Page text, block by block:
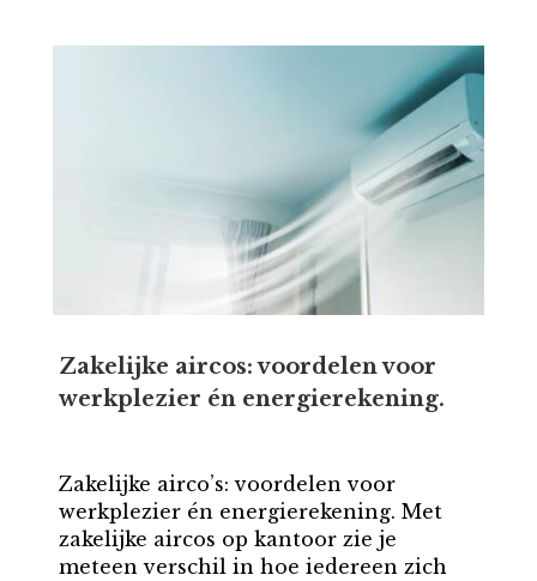
Zakelijke aircos: voordelen voor
werkplezier én energierekening.
Zakelijke airco’s: voordelen voor
werkplezier én energierekening. Met
zakelijke aircos op kantoor zie je
meteen verschil in hoe iedereen zich